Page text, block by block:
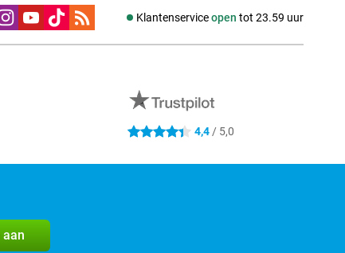
Klantenserviceopen tot 23.59 uur
4.4 sterren 4,4 / 5,0
aan